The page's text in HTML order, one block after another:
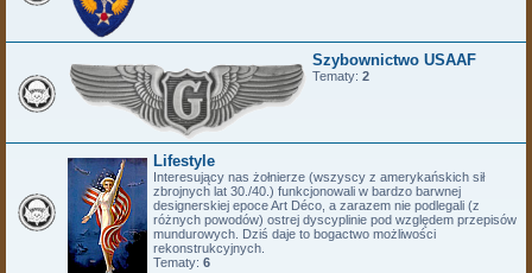
Szybownictwo USAAF
Tematy: 2
Lifestyle
Interesujący nas żołnierze (wszyscy z amerykańskich sił
zbrojnych lat 30./40.) funkcjonowali w bardzo barwnej
designerskiej epoce Art Déco, a zarazem nie podlegali (z
różnych powodów) ostrej dyscyplinie pod względem przepisów
mundurowych. Dziś daje to bogactwo możliwości
rekonstrukcyjnych.
Tematy: 6